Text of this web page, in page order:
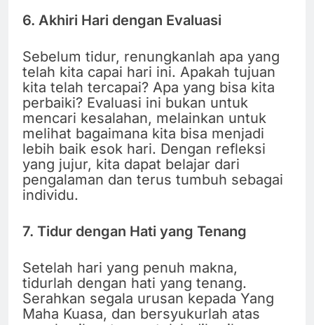
6. Akhiri Hari dengan Evaluasi
Sebelum tidur, renungkanlah apa yang
telah kita capai hari ini. Apakah tujuan
kita telah tercapai? Apa yang bisa kita
perbaiki? Evaluasi ini bukan untuk
mencari kesalahan, melainkan untuk
melihat bagaimana kita bisa menjadi
lebih baik esok hari. Dengan refleksi
yang jujur, kita dapat belajar dari
pengalaman dan terus tumbuh sebagai
individu.
7. Tidur dengan Hati yang Tenang
Setelah hari yang penuh makna,
tidurlah dengan hati yang tenang.
Serahkan segala urusan kepada Yang
Maha Kuasa, dan bersyukurlah atas